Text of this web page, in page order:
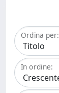
Ordina per:
In ordine: